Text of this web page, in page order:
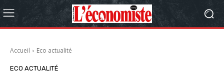
Accueil Eco actualité
ECO ACTUALITÉ